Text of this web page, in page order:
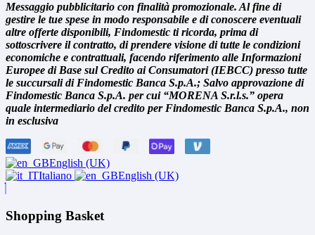
Messaggio pubblicitario con finalità promozionale. Al fine di
gestire le tue spese in modo responsabile e di conoscere eventuali
altre offerte disponibili, Findomestic ti ricorda, prima di
sottoscrivere il contratto, di prendere visione di tutte le condizioni
economiche e contrattuali, facendo riferimento alle Informazioni
Europee di Base sul Credito ai Consumatori (IEBCC) presso tutte
le succursali di Findomestic Banca S.p.A.; Salvo approvazione di
Findomestic Banca S.p.A. per cui “MORENA S.r.l.s.” opera
quale intermediario del credito per Findomestic Banca S.p.A., non
in esclusiva
English (UK)
Italiano
English (UK)
Shopping Basket